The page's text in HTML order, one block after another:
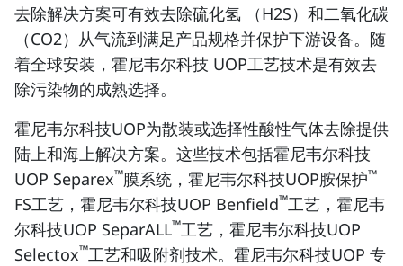
去除解决方案可有效去除硫化氢 （H2S）和二氧化碳
（CO2）从气流到满足产品规格并保护下游设备。随
着全球安装，霍尼韦尔科技 UOP工艺技术是有效去
除污染物的成熟选择。
霍尼韦尔科技UOP为散装或选择性酸性气体去除提供
陆上和海上解决方案。这些技术包括霍尼韦尔科技
UOP Separex™膜系统，霍尼韦尔科技UOP胺保护™
FS工艺，霍尼韦尔科技UOP Benfield™工艺，霍尼韦
尔科技UOP SeparALL™工艺，霍尼韦尔科技UOP
Selectox™工艺和吸附剂技术。霍尼韦尔科技UOP 专